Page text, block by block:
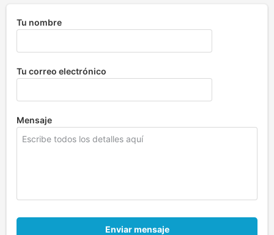
Tu nombre
Tu correo electrónico
Mensaje
Enviar mensaje